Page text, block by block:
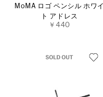
MoMA ロゴ ペンシル ホワイ
ト アドレス
￥440